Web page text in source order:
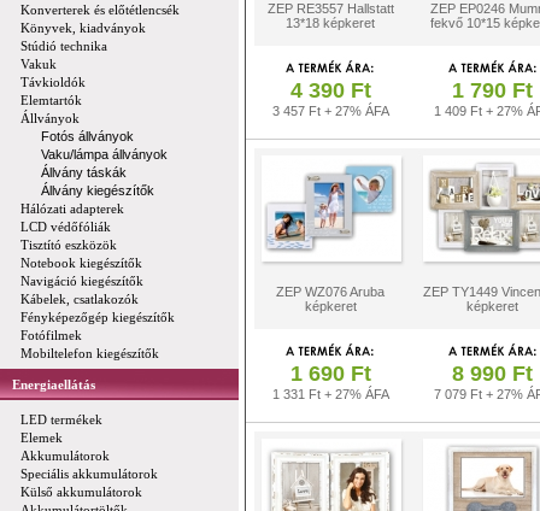
Konverterek és előtétlencsék
Könyvek, kiadványok
Stúdió technika
Vakuk
Távkioldók
Elemtartók
Állványok
Fotós állványok
Vaku/lámpa állványok
Állvány táskák
Állvány kiegészítők
Hálózati adapterek
LCD védőfóliák
Tisztító eszközök
Notebook kiegészítők
Navigáció kiegészítők
Kábelek, csatlakozók
Fényképezőgép kiegészítők
Fotófilmek
Mobiltelefon kiegészítők
Energiaellátás
LED termékek
Elemek
Akkumulátorok
Speciális akkumulátorok
Külső akkumulátorok
ZEP RE3557 Hallstatt
13*18 képkeret
ZEP EP0246
fekvő 10*15
4 390 Ft
3 457 Ft + 27% ÁFA
1 790 Ft
1 409 Ft + 27%
ZEP WZ076 Aruba
képkeret
ZEP TY1449
képkeret
1 690 Ft
1 331 Ft + 27% ÁFA
8 990 Ft
7 079 Ft + 27%